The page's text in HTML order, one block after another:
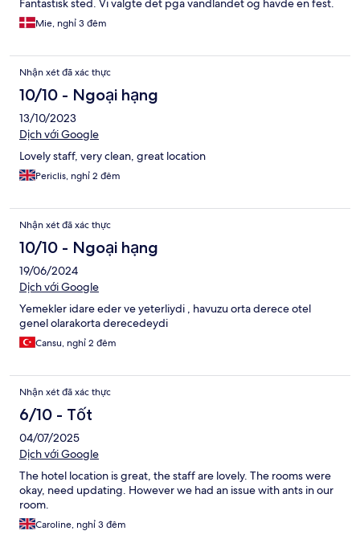
Fantastisk sted. Vi valgte det pga vandlandet og havde en fest.
Mie, nghỉ 3 đêm
Nhận xét đã xác thực
10/10 - Ngoại hạng
13/10/2023
Dịch với Google
Lovely staff, very clean, great location
Periclis, nghỉ 2 đêm
Nhận xét đã xác thực
10/10 - Ngoại hạng
19/06/2024
Dịch với Google
Yemekler idare eder ve yeterliydi , havuzu orta derece otel
genel olarakorta derecedeydi
Cansu, nghỉ 2 đêm
Nhận xét đã xác thực
6/10 - Tốt
04/07/2025
Dịch với Google
The hotel location is great, the staff are lovely. The rooms were
okay, need updating. However we had an issue with ants in our
room.
Caroline, nghỉ 3 đêm